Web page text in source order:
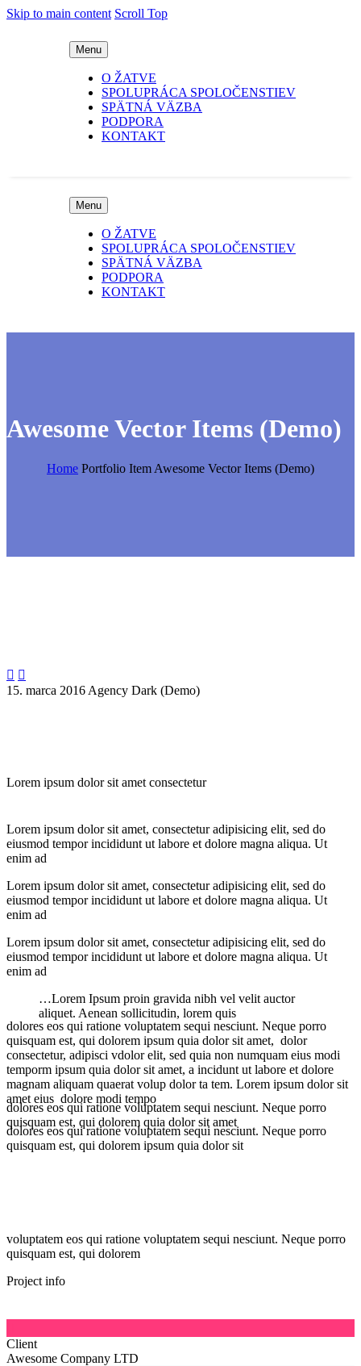
Skip to main content Scroll Top
Menu
O ŽATVE
SPOLUPRÁCA SPOLOČENSTIEV
SPÄTNÁ VÄZBA
PODPORA
KONTAKT
Menu
O ŽATVE
SPOLUPRÁCA SPOLOČENSTIEV
SPÄTNÁ VÄZBA
PODPORA
KONTAKT
Awesome Vector Items (Demo)
Home Portfolio Item Awesome Vector Items (Demo)
 
15. marca 2016 Agency Dark (Demo)
Lorem ipsum dolor sit amet consectetur
Lorem ipsum dolor sit amet, consectetur adipisicing elit, sed do
eiusmod tempor incididunt ut labore et dolore magna aliqua. Ut
enim ad
Lorem ipsum dolor sit amet, consectetur adipisicing elit, sed do
eiusmod tempor incididunt ut labore et dolore magna aliqua. Ut
enim ad
Lorem ipsum dolor sit amet, consectetur adipisicing elit, sed do
eiusmod tempor incididunt ut labore et dolore magna aliqua. Ut
enim ad
…Lorem Ipsum proin gravida nibh vel velit auctor
aliquet. Aenean sollicitudin, lorem quis
dolores eos qui ratione voluptatem sequi nesciunt. Neque porro
quisquam est, qui dolorem ipsum quia dolor sit amet, dolor
consectetur, adipisci vdolor elit, sed quia non numquam eius modi
temporm ipsum quia dolor sit amet, a incidunt ut labore et dolore
magnam aliquam quaerat volup dolor ta tem. Lorem ipsum dolor sit
amet eius dolore modi tempo
dolores eos qui ratione voluptatem sequi nesciunt. Neque porro
quisquam est, qui dolorem quia dolor sit amet
dolores eos qui ratione voluptatem sequi nesciunt. Neque porro
quisquam est, qui dolorem ipsum quia dolor sit
voluptatem eos qui ratione voluptatem sequi nesciunt. Neque porro
quisquam est, qui dolorem
Project info
Client
Awesome Company LTD